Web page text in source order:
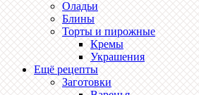
Оладьи
Блины
Торты и пирожные
Кремы
Украшения
Ещё рецепты
Заготовки